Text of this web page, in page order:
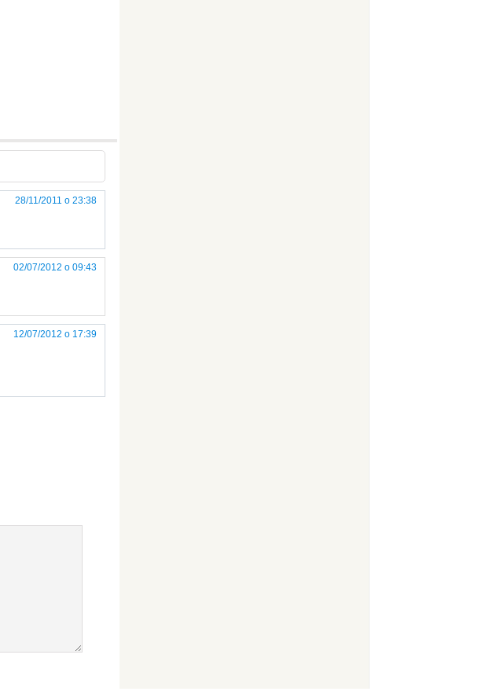
28/11/2011 o 23:38
02/07/2012 o 09:43
12/07/2012 o 17:39